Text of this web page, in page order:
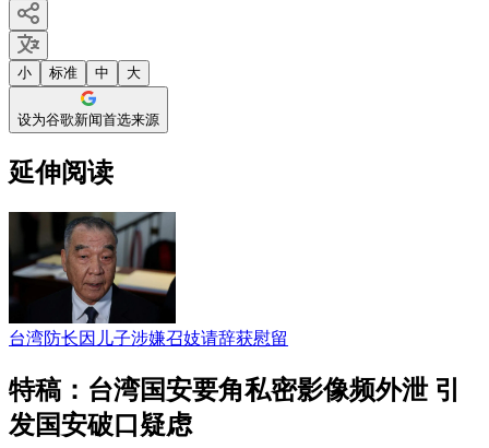
小 标准 中 大
设为谷歌新闻首选来源
延伸阅读
台湾防长因儿子涉嫌召妓请辞获慰留
特稿：台湾国安要角私密影像频外泄 引
发国安破口疑虑